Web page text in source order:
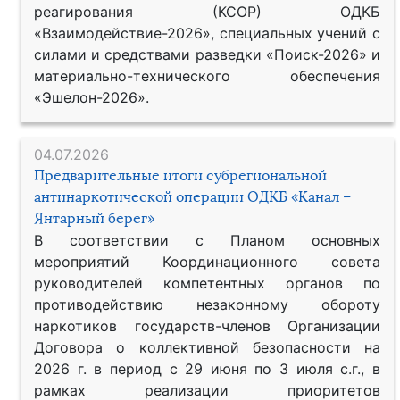
реагирования (КСОР) ОДКБ
«Взаимодействие-2026», специальных учений с
силами и средствами разведки «Поиск-2026» и
материально-технического обеспечения
«Эшелон-2026».
04.07.2026
Предварительные итоги субрегиональной
антинаркотической операции ОДКБ «Канал –
Янтарный берег»
В соответствии с Планом основных
мероприятий Координационного совета
руководителей компетентных органов по
противодействию незаконному обороту
наркотиков государств-членов Организации
Договора о коллективной безопасности на
2026 г. в период с 29 июня по 3 июля с.г., в
рамках реализации приоритетов